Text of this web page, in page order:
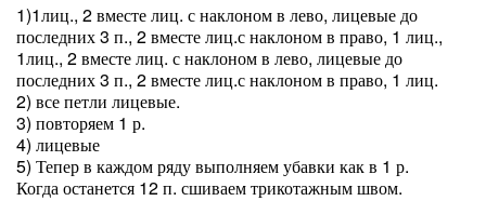
1)1лиц., 2 вместе лиц. с наклоном в лево, лицевые до
последних 3 п., 2 вместе лиц.с наклоном в право, 1 лиц.,
1лиц., 2 вместе лиц. с наклоном в лево, лицевые до
последних 3 п., 2 вместе лиц.с наклоном в право, 1 лиц.
2) все петли лицевые.
3) повторяем 1 р.
4) лицевые
5) Тепер в каждом ряду выполняем убавки как в 1 р.
Когда останется 12 п. сшиваем трикотажным швом.